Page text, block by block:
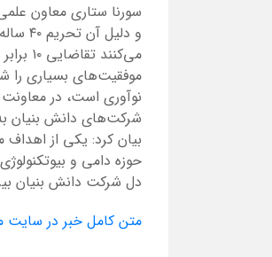
سورنا ستاری معاون
و
موفقیت‌های بسیاری را
نوآوری است، در
شرکت‌های دانش بنیان
بیان کرد: یکی از
حوزه دامی و
دل شرکت دانش بنیان
متن کامل خبر در سایت